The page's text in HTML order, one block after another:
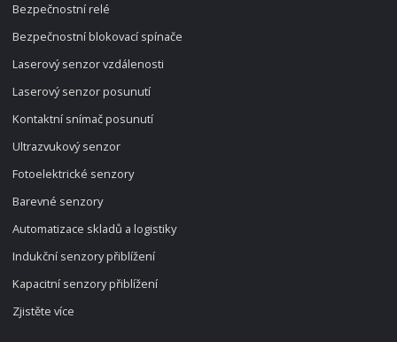
Bezpečnostní relé
Bezpečnostní blokovací spínače
Laserový senzor vzdálenosti
Laserový senzor posunutí
Kontaktní snímač posunutí
Ultrazvukový senzor
Fotoelektrické senzory
Barevné senzory
Automatizace skladů a logistiky
Indukční senzory přiblížení
Kapacitní senzory přiblížení
Zjistěte více